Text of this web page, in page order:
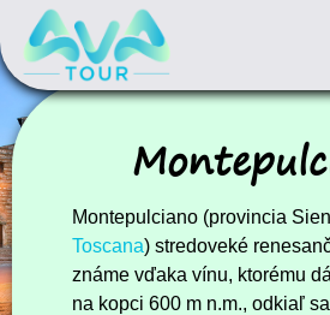
Montepulciano (provincia
Toscana) stredoveké
známe vďaka vínu, ktorému
na kopci 600 m n.m., odkiaľ